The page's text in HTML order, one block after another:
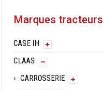
Marques tracteurs
CASE IH
CLAAS
CARROSSERIE